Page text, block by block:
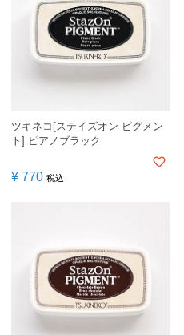
ツキネコ[ステイズオン ピグメン
ト] ピアノブラック
¥ 770 税込